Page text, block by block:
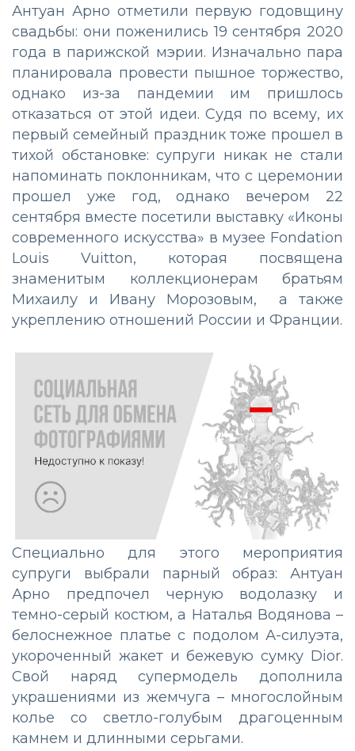
Антуан Арно отметили первую годовщину
свадьбы: они поженились 19 сентября 2020
года в парижской мэрии. Изначально пара
планировала провести пышное торжество,
однако из-за пандемии им пришлось
отказаться от этой идеи. Судя по всему, их
первый семейный праздник тоже прошел в
тихой обстановке: супруги никак не стали
напоминать поклонникам, что с церемонии
прошел уже год, однако вечером 22
сентября вместе посетили выставку «Иконы
современного искусства» в музее Fondation
Louis Vuitton, которая посвящена
знаменитым коллекционерам братьям
Михаилу и Ивану Морозовым, а также
укреплению отношений России и Франции.
Специально для этого мероприятия
супруги выбрали парный образ: Антуан
Арно предпочел черную водолазку и
темно-серый костюм, а Наталья Водянова –
белоснежное платье с подолом А-силуэта,
укороченный жакет и бежевую сумку Dior.
Свой наряд супермодель дополнила
украшениями из жемчуга – многослойным
колье со светло-голубым драгоценным
камнем и длинными серьгами.